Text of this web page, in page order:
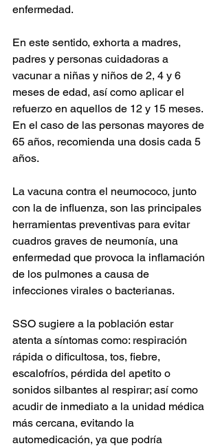
enfermedad.
En este sentido, exhorta a madres,
padres y personas cuidadoras a
vacunar a niñas y niños de 2, 4 y 6
meses de edad, así como aplicar el
refuerzo en aquellos de 12 y 15 meses.
En el caso de las personas mayores de
65 años, recomienda una dosis cada 5
años.
La vacuna contra el neumococo, junto
con la de influenza, son las principales
herramientas preventivas para evitar
cuadros graves de neumonía, una
enfermedad que provoca la inflamación
de los pulmones a causa de
infecciones virales o bacterianas.
SSO sugiere a la población estar
atenta a síntomas como: respiración
rápida o dificultosa, tos, fiebre,
escalofríos, pérdida del apetito o
sonidos silbantes al respirar; así como
acudir de inmediato a la unidad médica
más cercana, evitando la
automedicación, ya que podría